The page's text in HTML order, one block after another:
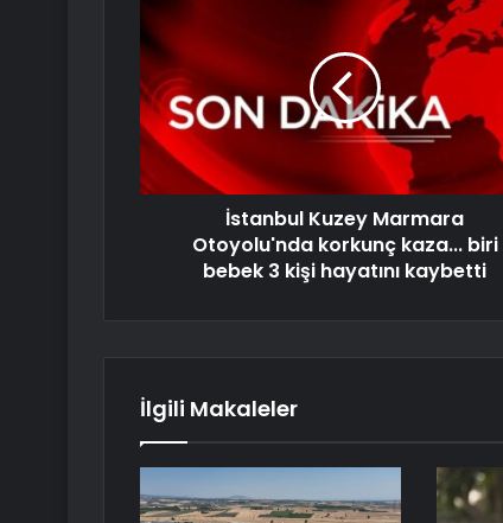
İstanbul Kuzey Marmara
Otoyolu'nda korkunç kaza... biri
bebek 3 kişi hayatını kaybetti
İlgili Makaleler